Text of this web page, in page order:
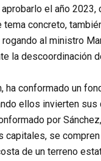
el año
concreto,
al ministro
la descoordinación
ha conformado un
ellos invierten
por
se
de un terreno